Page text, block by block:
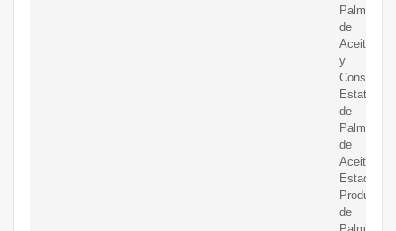
Palma
de
Aceite
y
Consejos
Estatales
de
Palma
de
Aceite.
Estados
de